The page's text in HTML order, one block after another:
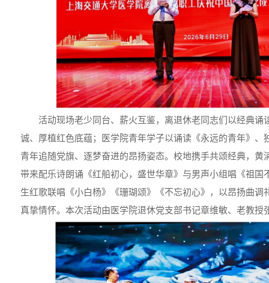
活动现场老少同台、薪火互鉴，离退休老同志们以经典诵
诚、厚植红色底蕴；医学院青年学子以诵读《永远的青年》、
青年追随党旗、逐梦奋进的昂扬姿态。校地携手共颂经典，黄
带来配乐诗朗诵《红船初心，盛世华章》与男声小组唱《祖国
生红歌联唱《小白杨》《珊瑚颂》《不忘初心》，以昂扬曲调
真挚情怀。本次活动由医学院退休党支部书记章维敏、老教授